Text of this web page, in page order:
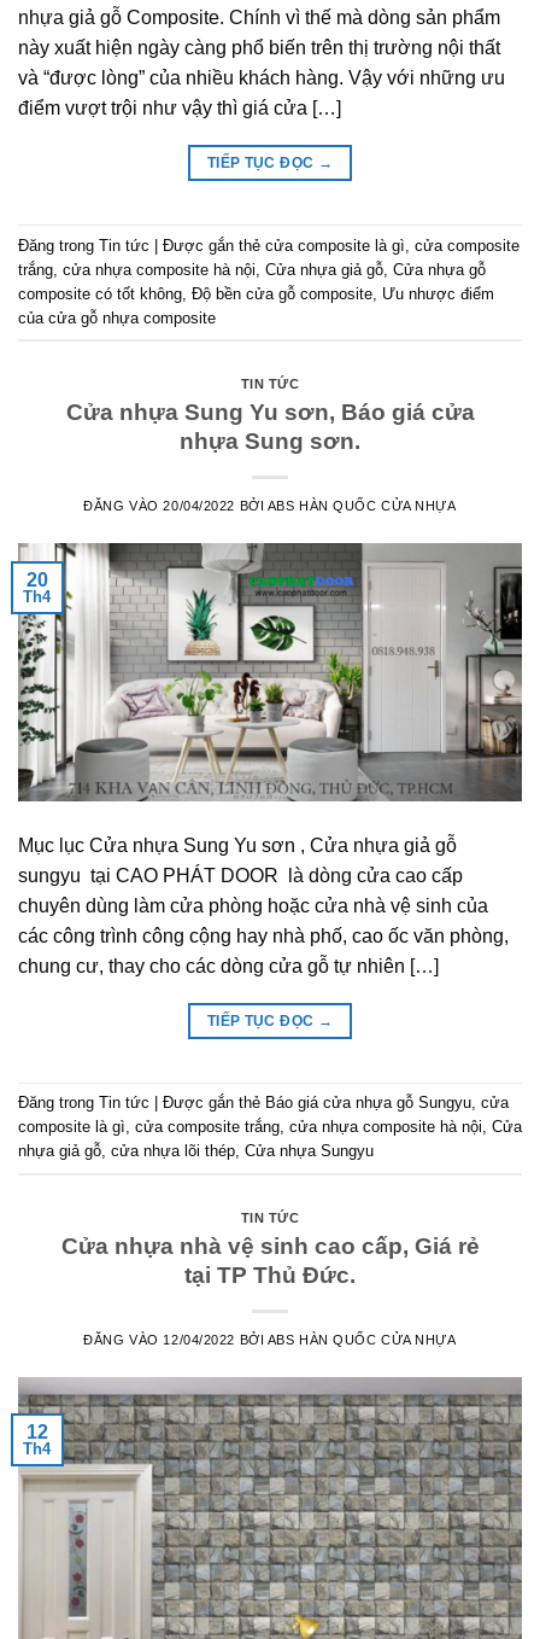
nhựa giả gỗ Composite. Chính vì thế mà dòng sản phẩm
này xuất hiện ngày càng phổ biến trên thị trường nội thất
và “được lòng” của nhiều khách hàng. Vậy với những ưu
điểm vượt trội như vậy thì giá cửa […]
TIẾP TỤC ĐỌC →
Đăng trong Tin tức | Được gắn thẻ cửa composite là gì cửa composite
trắng cửa nhựa composite hà nội Cửa nhựa giả gỗ Cửa nhựa gỗ
composite có tốt không Độ bền cửa gỗ composite Ưu nhược điểm
của cửa gỗ nhựa composite
TIN TỨC
Cửa nhựa Sung Yu sơn, Báo giá cửa
nhựa Sung sơn.
ĐĂNG VÀO20/04/2022 BỞI ABS HÀN QUỐC CỬA NHỰA
20
Th4
Mục lục Cửa nhựa Sung Yu sơn , Cửa nhựa giả gỗ
sungyu tại CAO PHÁT DOOR là dòng cửa cao cấp
chuyên dùng làm cửa phòng hoặc cửa nhà vệ sinh của
các công trình công cộng hay nhà phố, cao ốc văn phòng,
chung cư, thay cho các dòng cửa gỗ tự nhiên […]
TIẾP TỤC ĐỌC →
Đăng trong Tin tức Được gắn thẻ Báo giá cửa nhựa gỗ Sungyu, cửa
composite là gì, cửa composite trắng, cửa nhựa composite hà nội, Cửa
nhựa giả gỗ, cửa nhựa lõi thép, Cửa nhựa Sungyu
TIN TỨC
Cửa nhựa nhà vệ sinh cao cấp, Giá rẻ
tại TP Thủ Đức.
ĐĂNG VÀO 12/04/2022 BỞI ABS HÀN QUỐC CỬA NHỰA
12
Th4